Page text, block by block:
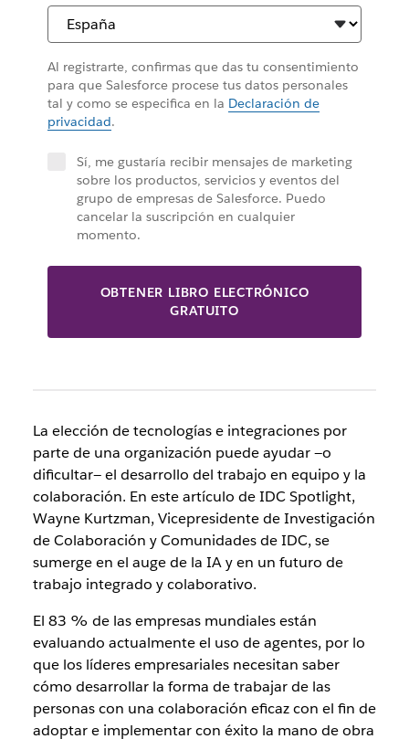
Al registrarte, confirmas que das tu consentimiento
para que Salesforce procese tus datos personales
tal y como se especifica en la Declaración de
privacidad.
Sí, me gustaría recibir mensajes de marketing
sobre los productos, servicios y eventos del
grupo de empresas de Salesforce. Puedo
cancelar la suscripción en cualquier
momento.
OBTENER LIBRO ELECTRÓNICO
GRATUITO
La elección de tecnologías e integraciones por
parte de una organización puede ayudar —o
dificultar— el desarrollo del trabajo en equipo y la
colaboración. En este artículo de IDC Spotlight,
Wayne Kurtzman, Vicepresidente de Investigación
de Colaboración y Comunidades de IDC, se
sumerge en el auge de la IA y en un futuro de
trabajo integrado y colaborativo.
El 83 % de las empresas mundiales están
evaluando actualmente el uso de agentes, por lo
que los líderes empresariales necesitan saber
cómo desarrollar la forma de trabajar de las
personas con una colaboración eficaz con el fin de
adoptar e implementar con éxito la mano de obra